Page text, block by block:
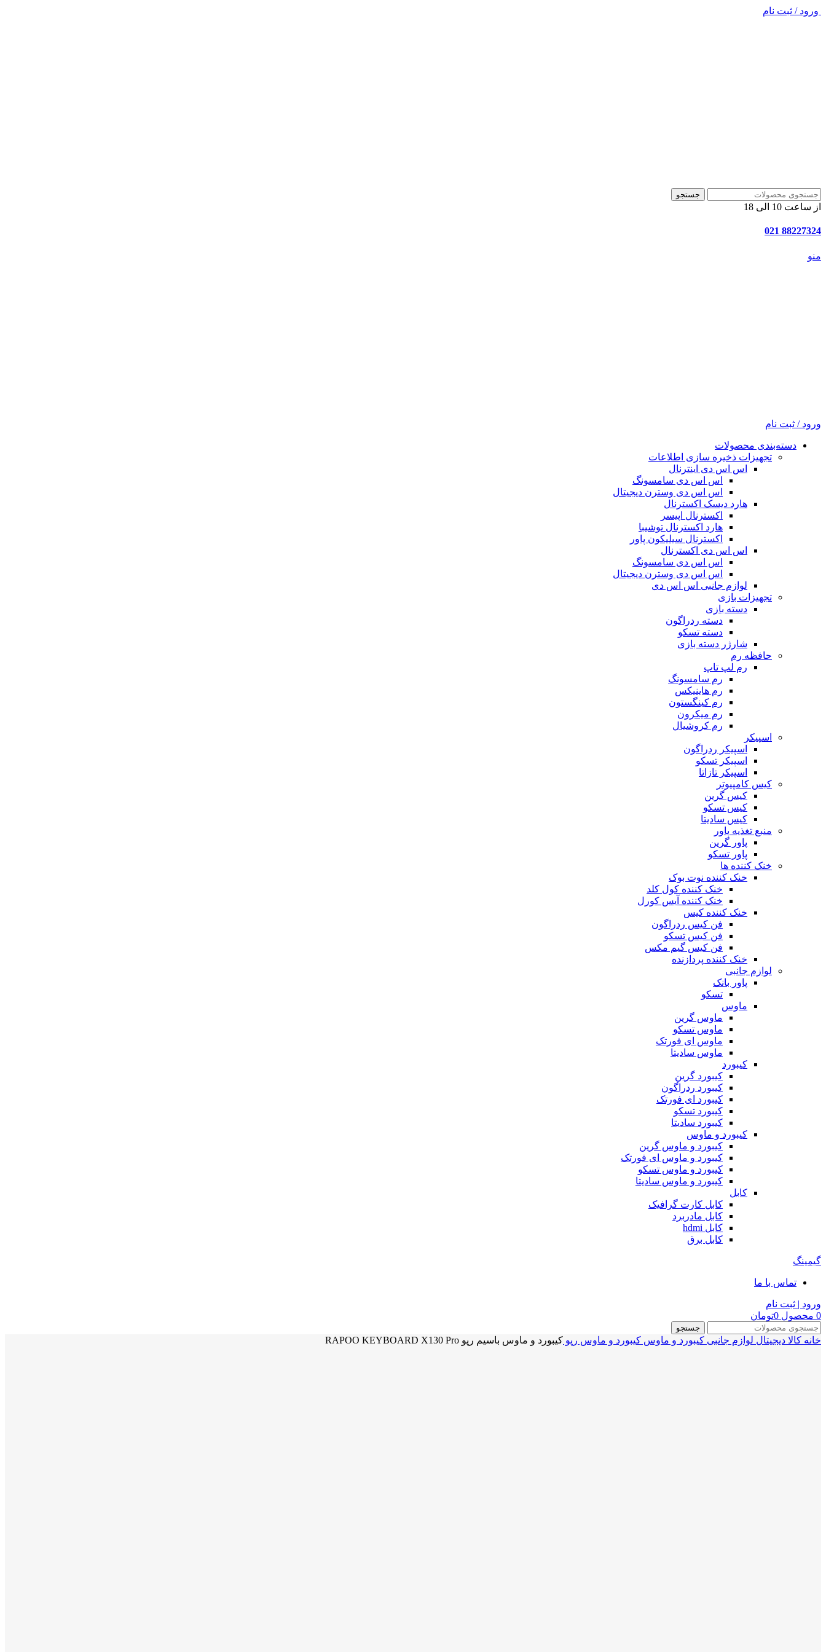
ورود / ثبت نام
جستجو
از ساعت 10 الی 18
88227324 021
منو
ورود / ثبت نام
دسته‌بندی محصولات
تجهیزات ذخیره سازی اطلاعات
اس اس دی اینترنال
اس اس دی سامسونگ
اس اس دی وسترن دیجیتال
هارد دیسک اکسترنال
اکسترنال اپیسر
هارد اکسترنال توشیبا
اکسترنال سیلیکون پاور
اس اس دی اکسترنال
اس اس دی سامسونگ
اس اس دی وسترن دیجیتال
لوازم جانبی اس اس دی
تجهیزات بازی
دسته بازی
دسته ردراگون
دسته تسکو
شارژر دسته بازی
حافظه رم
رم لپ تاپ
رم سامسونگ
رم هاینیکس
رم کینگستون
رم میکرون
رم کروشیال
اسپیکر
اسپیکر ردراگون
اسپیکر تسکو
اسپیکر تازاتا
کیس کامپیوتر
کیس گرین
کیس تسکو
کیس سادیتا
منبع تغذیه‌ پاور
پاور گرین
پاور تسکو
خنک کننده ها
خنک کننده نوت بوک
خنک کننده کول کلد
خنک کننده آیس کورل
خنک کننده کیس
فن کیس ردراگون
فن کیس تسکو
فن کیس گیم مکس
خنک کننده پردازنده
لوازم جانبی
پاور بانک
تسکو
ماوس
ماوس گرین
ماوس تسکو
ماوس ای فورتک
ماوس سادیتا
کیبورد
کیبورد گرین
کیبورد ردراگون
کیبورد ای فورتک
کیبورد تسکو
کیبورد سادیتا
کیبورد و ماوس
کیبورد و ماوس گرین
کیبورد و ماوس ای فورتک
کیبورد و ماوس تسکو
کیبورد و ماوس سادیتا
کابل
کابل کارت گرافیک
کابل مادربرد
کابل hdmi
کابل برق
گیمینگ
تماس با ما
ورود | ثبت نام
0 محصول 0تومان
جستجو
خانه کالا دیجیتال لوازم جانبی کیبورد و ماوس کیبورد و ماوس رپو کیبورد و ماوس باسیم رپو RAPOO KEYBOARD X130 Pro